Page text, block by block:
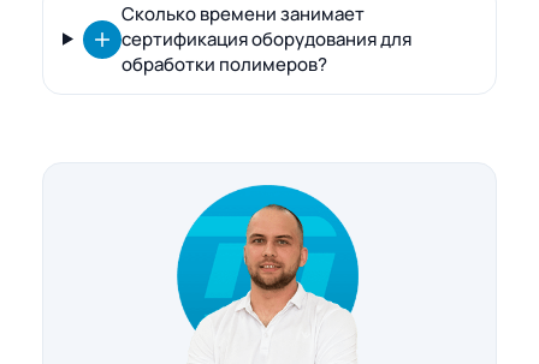
Сколько времени занимает
сертификация оборудования для
обработки полимеров?